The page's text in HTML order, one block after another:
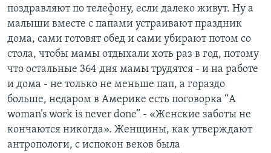
поздравляют по телефону, если далеко живут. Ну а
малыши вместе с папами устраивают праздник
дома, сами готовят обед и сами убирают потом со
стола, чтобы мамы отдыхали хоть раз в год, потому
что остальные 364 дня мамы трудятся - и на работе
и дома - не только не меньше пап, а гораздо
больше, недаром в Америке есть поговорка “A
woman’s work is never done” - «Женские заботы не
кончаются никогда». Женщины, как утверждают
антропологи, с испокон веков была